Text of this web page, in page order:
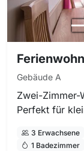
Gebäude A
Zwei-Zimmer-
Perfekt für
3 Erwachsene
1 Badezimmer